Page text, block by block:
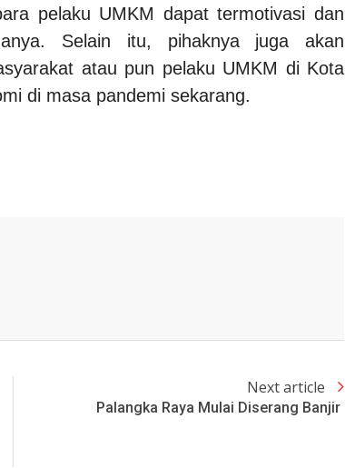
pelaku UMKM dapat termotivasi dan
Selain itu, pihaknya juga akan
atau pun pelaku UMKM di Kota
di masa pandemi sekarang.
Next article
Palangka Raya Mulai Diserang Banjir